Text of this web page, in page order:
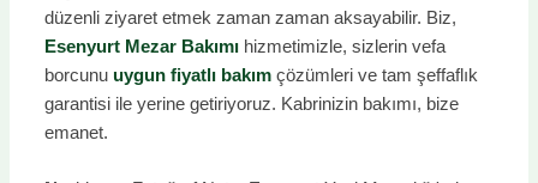
düzenli ziyaret etmek zaman zaman aksayabilir. Biz,
Esenyurt Mezar Bakımı hizmetimizle, sizlerin vefa
borcunu uygun fiyatlı bakım çözümleri ve tam şeffaflık
garantisi ile yerine getiriyoruz. Kabrinizin bakımı, bize
emanet.